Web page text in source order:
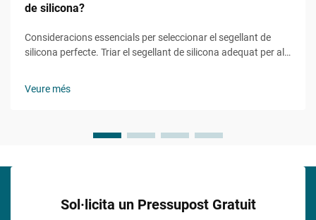
de silicona?
Consideracions essencials per seleccionar el segellant de
silicona perfecte. Triar el segellant de silicona adequat per al
Veure més
Sol·licita un Pressupost Gratuit